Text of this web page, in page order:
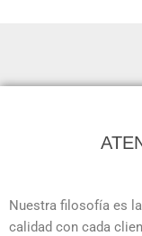
Nuestra filosofía es
calidad con cada